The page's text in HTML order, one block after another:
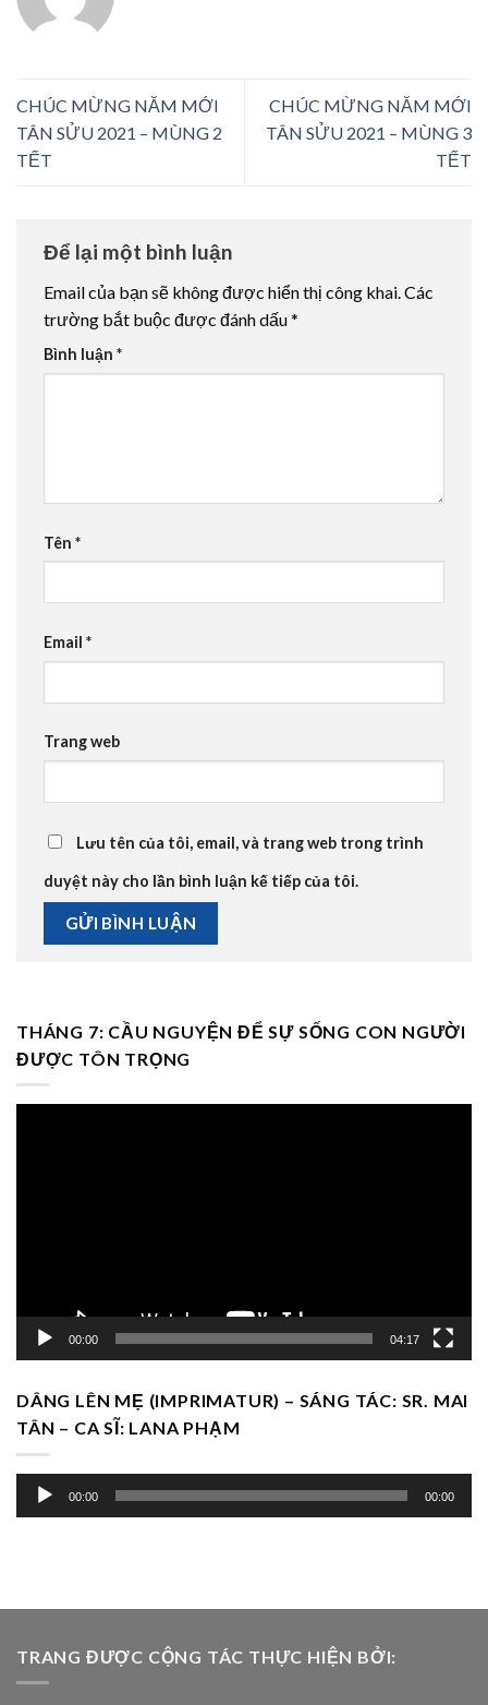
CHÚC MỪNG NĂM MỚI
TÂN SỬU 2021 – MÙNG 2
TẾT
CHÚC MỪNG NĂM MỚI
TÂN SỬU 2021 – MÙNG 3
TẾT
Để lại một bình luận
Email của bạn sẽ không được hiển thị công khai.Các
trường bắt buộc được đánh dấu*
Bình luận *
Tên *
Email *
Trang web
Lưu tên của tôi, email, và trang web trong trình
duyệt này cho lần bình luận kế tiếp của tôi.
THÁNG 7: CẦU NGUYỆN ĐỂ SỰ SỐNG CON NGƯỜI
ĐƯỢC TÔN TRỌNG
00:00 04:17
DÂNG LÊN MẸ (IMPRIMATUR) – SÁNG TÁC: SR. MAI
TÂN – CA SĨ: LANA PHẠM
Trình
chơi
00:00 00:00
TRANG ĐƯỢC CỘNG TÁC THỰC HIỆN BỞI: